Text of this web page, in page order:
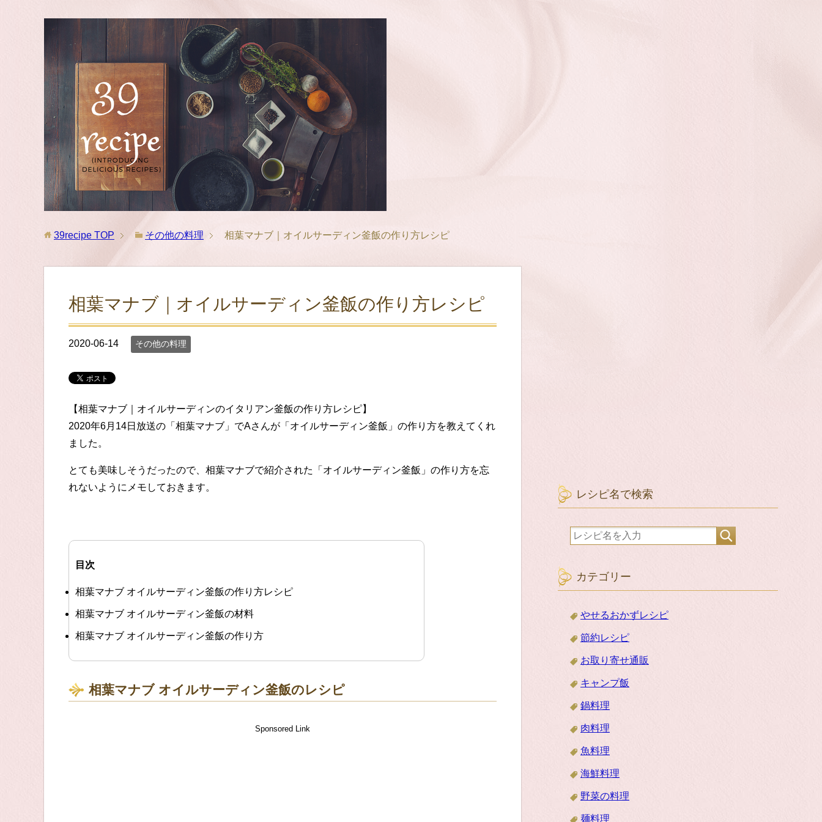
39recipe TOP その他の料理 相葉マナブ｜オイルサーディン釜飯の作り方レシピ
相葉マナブ｜オイルサーディン釜飯の作り方レシピ
2020-06-14 その他の料理
【相葉マナブ｜オイルサーディンのイタリアン釜飯の作り方レシピ】
2020年6月14日放送の「相葉マナブ」でAさんが「オイルサーディン釜飯」の作り方を教えてくれ
ました。
とても美味しそうだったので、相葉マナブで紹介された「オイルサーディン釜飯」の作り方を忘
れないようにメモしておきます。
目次
相葉マナブ オイルサーディン釜飯の作り方レシピ
相葉マナブ オイルサーディン釜飯の材料
相葉マナブ オイルサーディン釜飯の作り方
相葉マナブ オイルサーディン釜飯のレシピ
Sponsored Link
レシピ名で検索
カテゴリー
やせるおかずレシピ
節約レシピ
お取り寄せ通販
キャンプ飯
鍋料理
肉料理
魚料理
海鮮料理
野菜の料理
麺料理